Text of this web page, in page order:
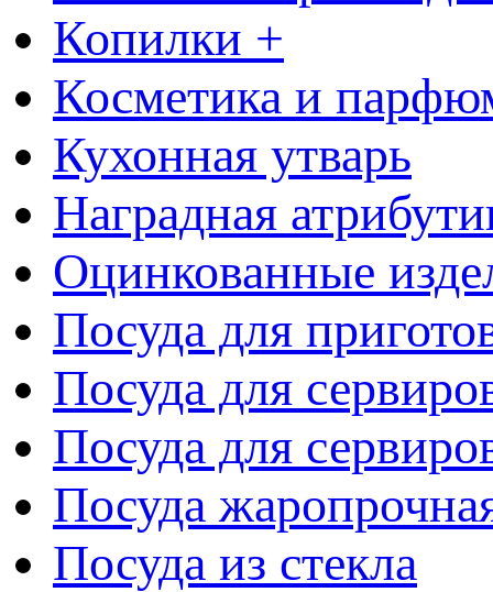
Копилки +
Косметика и
Кухонная утварь
Наградная
Оцинкованные
Посуда для
Посуда для
Посуда для
Посуда
Посуда из стекла